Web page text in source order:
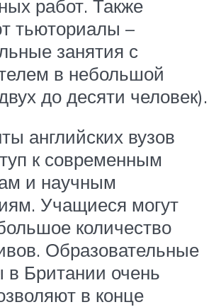
работ. Также
тьюториалы –
занятия с
в небольшой
до десяти человек).
английских вузов
к современным
и научным
Учащиеся могут
количество
Образовательные
в Британии очень
в конце